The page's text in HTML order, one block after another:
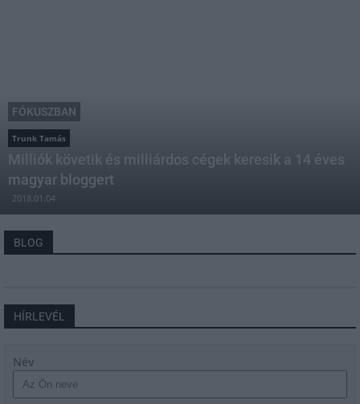
FÓKUSZBAN
Trunk Tamás
Milliók követik és milliárdos cégek keresik a 14 éves
magyar bloggert
2018.01.04
BLOG
HÍRLEVÉL
Név